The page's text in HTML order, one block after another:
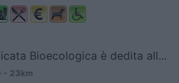
Bioecologica è dedita all...
- 23km